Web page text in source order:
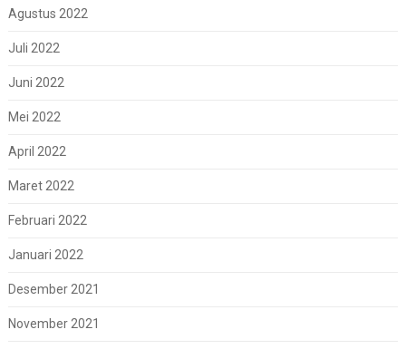
Agustus 2022
Juli 2022
Juni 2022
Mei 2022
April 2022
Maret 2022
Februari 2022
Januari 2022
Desember 2021
November 2021